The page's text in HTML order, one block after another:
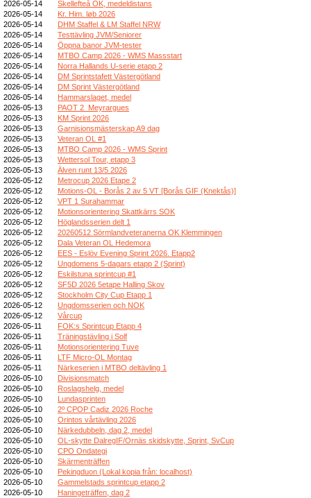
2026-05-14
Skellefteå OK, medeldistans
2026-05-14
Kr. Him. løb 2026
2026-05-14
DHM Staffel & LM Staffel NRW
2026-05-14
Testtävling JVM/Seniorer
2026-05-14
Öppna banor JVM-tester
2026-05-14
MTBO Camp 2026 - WMS Massstart
2026-05-14
Norra Hallands U-serie etapp 2
2026-05-14
DM Sprintstafett Västergötland
2026-05-14
DM Sprint Västergötland
2026-05-14
Hammarslaget, medel
2026-05-13
PAOT 2_Meyrargues
2026-05-13
KM Sprint 2026
2026-05-13
Garnisionsmästerskap A9 dag
2026-05-13
Veteran OL #1
2026-05-13
MTBO Camp 2026 - WMS Sprint
2026-05-13
Wettersol Tour, etapp 3
2026-05-13
Älven runt 13/5 2026
2026-05-12
Metrocup 2026 Etape 2
2026-05-12
Motions-OL - Borås 2 av 5 VT [Borås GIF (Knektås)]
2026-05-12
VPT 1 Surahammar
2026-05-12
Motionsorientering Skattkärrs SOK
2026-05-12
Höglandsserien delt 1
2026-05-12
20260512 Sörmlandveteranerna OK Klemmingen
2026-05-12
Dala Veteran OL Hedemora
2026-05-12
EES - Eslöv Evening Sprint 2026. Etapp2
2026-05-12
Ungdomens 5-dagars etapp 2 (Sprint)
2026-05-12
Eskilstuna sprintcup #1
2026-05-12
SF5D 2026 5etape Halling Skov
2026-05-12
Stockholm City Cup Etapp 1
2026-05-12
Ungdomsserien och NOK
2026-05-12
Vårcup
2026-05-11
FOK:s Sprintcup Etapp 4
2026-05-11
Träningstävling i Solf
2026-05-11
Motionsorientering Tuve
2026-05-11
LTF Micro-OL Montag
2026-05-11
Närkeserien i MTBO deltävling 1
2026-05-10
Divisionsmatch
2026-05-10
Roslagshelg, medel
2026-05-10
Lundasprinten
2026-05-10
2º CPOP Cadiz 2026 Roche
2026-05-10
Orintos vårtävling 2026
2026-05-10
Närkedubbeln, dag 2, medel
2026-05-10
OL-skytte DalregIF/Ornäs skidskytte, Sprint, SvCup
2026-05-10
CPO Ondategi
2026-05-10
Skärmenträffen
2026-05-10
Pekingduon (Lokal kopia från: localhost)
2026-05-10
Gammelstads sprintcup etapp 2
2026-05-10
Haningeträffen, dag 2